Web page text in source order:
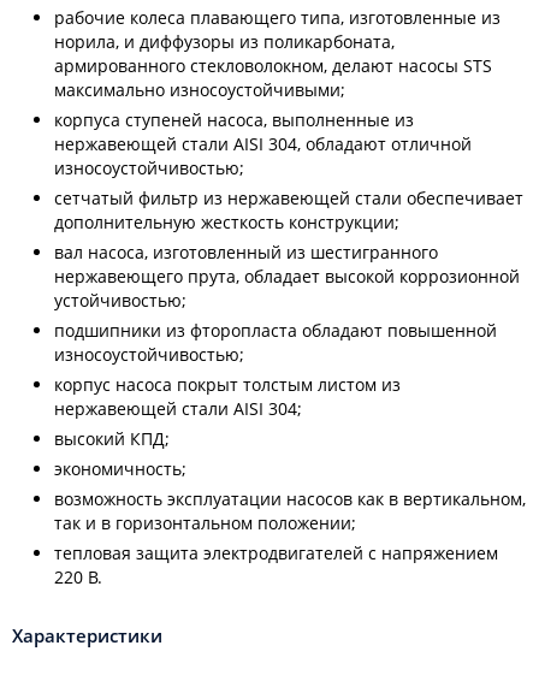
рабочие колеса плавающего типа, изготовленные из
норила, и диффузоры из поликарбоната,
армированного стекловолокном, делают насосы STS
максимально износоустойчивыми;
корпуса ступеней насоса, выполненные из
нержавеющей стали AISI 304, обладают отличной
износоустойчивостью;
сетчатый фильтр из нержавеющей стали обеспечивает
дополнительную жесткость конструкции;
вал насоса, изготовленный из шестигранного
нержавеющего прута, обладает высокой коррозионной
устойчивостью;
подшипники из фторопласта обладают повышенной
износоустойчивостью;
корпус насоса покрыт толстым листом из
нержавеющей стали AISI 304;
высокий КПД;
экономичность;
возможность эксплуатации насосов как в вертикальном,
так и в горизонтальном положении;
тепловая защита электродвигателей с напряжением
220 В.
Характеристики